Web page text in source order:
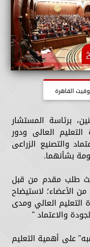
القاهرة
برئاسة المستشار
العالى ودور
والتصنيع الزراعى
بشأنهما.
طلب مقدم من قبل
الأعضاء؛ لاستيضاح
العالي ومدى
والاعتماد "
على أهمية التعليم